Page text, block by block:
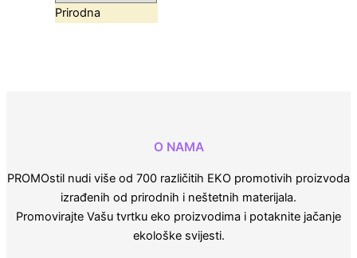
Prirodna
O NAMA
PROMOstil nudi više od 700 različitih EKO promotivih proizvoda
izrađenih od prirodnih i neštetnih materijala.
Promovirajte Vašu tvrtku eko proizvodima i potaknite jačanje
ekološke svijesti.